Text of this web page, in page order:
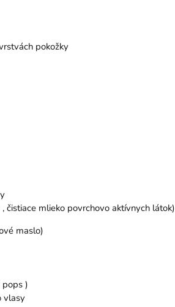
pokožky
čistiace mlieko povrchovo aktívnych látok)
maslo)
)
vlasy